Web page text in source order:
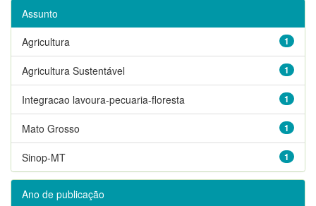
Assunto
1
Agricultura
1
Agricultura Sustentável
1
Integracao lavoura-pecuaria-floresta
1
Mato Grosso
1
Sinop-MT
Ano de publicação